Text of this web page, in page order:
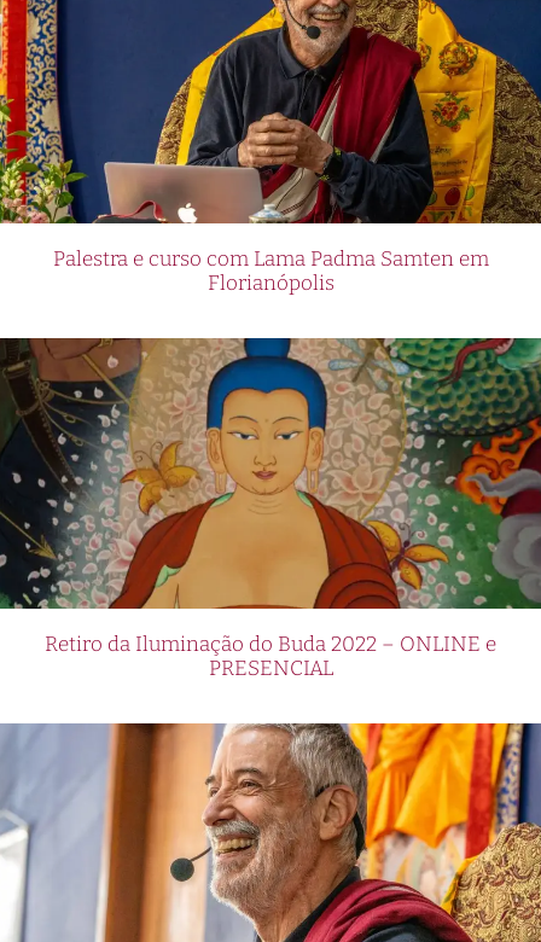
Palestra e curso com Lama Padma Samten em
Florianópolis
Retiro da Iluminação do Buda 2022 – ONLINE e
PRESENCIAL